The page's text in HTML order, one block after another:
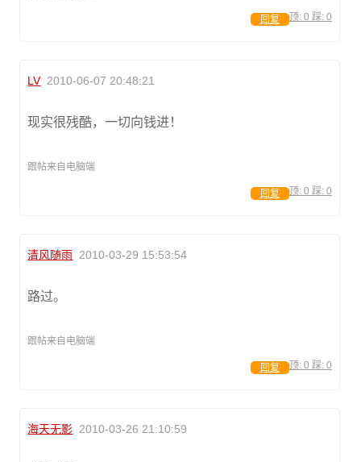
顶: 0 踩: 0
回复
LV2010-06-07 20:48:21
现实很残酷，一切向钱进！
跟帖来自电脑端
顶: 0 踩: 0
回复
清风随雨 2010-03-29 15:53:54
路过。
跟帖来自电脑端
顶: 0 踩: 0
回复
海天无影 2010-03-26 21:10:59